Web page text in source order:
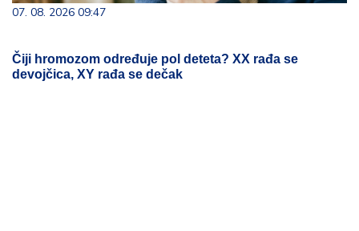
07. 08. 2026 09:47
Čiji hromozom određuje pol deteta? XX rađa se
devojčica, XY rađa se dečak